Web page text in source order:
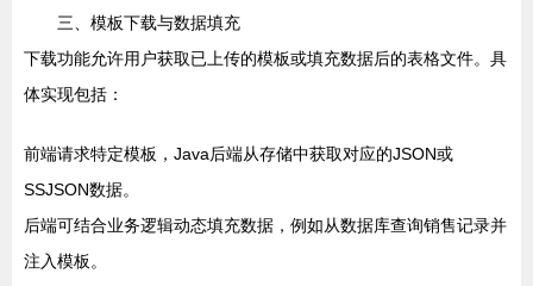
三、模板下载与数据填充
下载功能允许用户获取已上传的模板或填充数据后的表格文件。具
体实现包括：
前端请求特定模板，Java后端从存储中获取对应的JSON或
SSJSON数据。
后端可结合业务逻辑动态填充数据，例如从数据库查询销售记录并
注入模板。